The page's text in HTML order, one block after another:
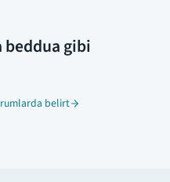
beddua gibi
belirt